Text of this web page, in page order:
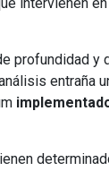
profundidad y
entraña